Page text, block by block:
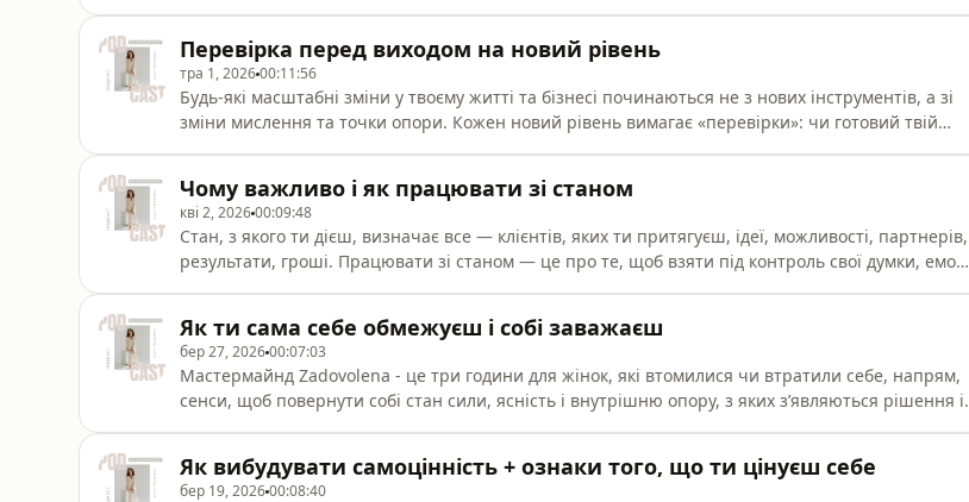
на первинну онлайн-консультацію - запис тут
Перевірка перед виходом на новий рівень
тра 1, 202600:11:56
Будь-які масштабні зміни у твоєму житті та бізнесі починаються не з нових інструментів, а зі
зміни мислення та точки опори. Кожен новий рівень вимагає «перевірки»: чи готовий твій
трансформацію.💛 Моя група Telegram: ⁠⁠https://t.me/+Q95U
Чому важливо і як працювати зі станом
кві 2, 202600:09:48
Стан, з якого ти дієш, визначає все — клієнтів, яких ти притягуєш, ідеї, можливості, партнерів,
результати, гроші. Працювати зі станом — це про те, щоб взяти під контроль свої думки, емоції
⁠⁠https://t.me/+Q95U1RCiyhEwNzky⁠⁠🟡 Якщо зара
Як ти сама себе обмежуєш і собі заважаєш
бер 27, 202600:07:03
Мастермайнд Zadovolena - це три години для жінок, які втомилися чи втратили себе, напрям,
сенси, щоб повернути собі стан сили, ясність і внутрішню опору, з яких з’являються рішення і
творять і ростуть💛 Моя група T
Як вибудувати самоцінність + ознаки того, що ти цінуєш себе
бер 19, 202600:08:40